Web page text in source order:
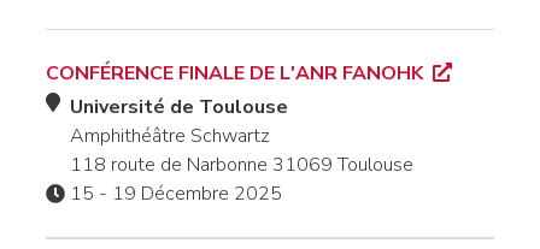
CONFÉRENCE FINALE DE L'ANR FANOHK
Université de Toulouse
Amphithéâtre Schwartz
118 route de Narbonne 31069 Toulouse
15 - 19 Décembre 2025